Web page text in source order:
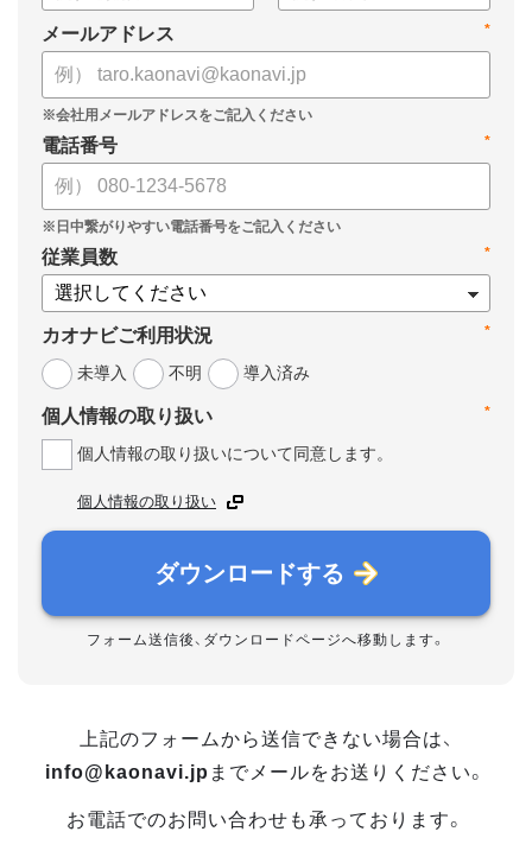
*
メールアドレス
*
電話番号
*
従業員数
*
カオナビご利用状況
未導入
不明 導入済み
*
個人情報の取り扱い
個人情報の取り扱いについて同意します。
個人情報の取り扱い
ダウンロードする
フォーム送信後、ダウンロードページへ移動します。
上記のフォームから送信できない場合は、
info@kaonavi.jp までメールをお送りください。
お電話でのお問い合わせも承っております。